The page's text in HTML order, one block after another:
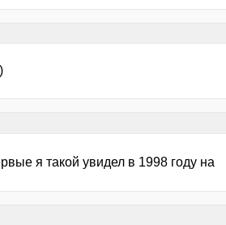
я такой увидел в 1998 году на